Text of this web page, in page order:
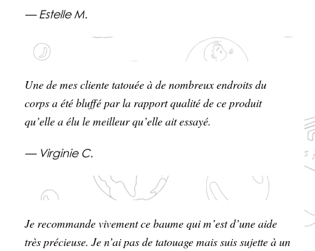
— Estelle M.
Une de mes cliente tatouée à de nombreux endroits du
corps a été bluffé par la rapport qualité de ce produit
qu’elle a élu le meilleur qu’elle ait essayé.
— Virginie C.
Je recommande vivement ce baume qui m’est d’une aide
très précieuse. Je n’ai pas de tatouage mais suis sujette à un